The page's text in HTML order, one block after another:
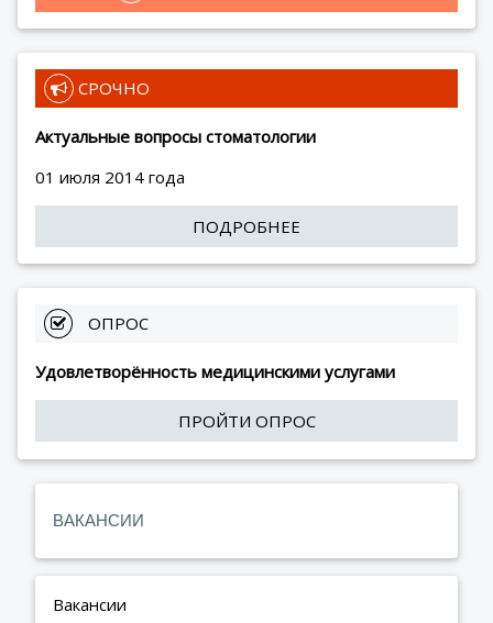
СРОЧНО
Актуальные вопросы стоматологии
01 июля 2014 года
ПОДРОБНЕЕ
ОПРОС
Удовлетворённость медицинскими услугами
ПРОЙТИ ОПРОС
ВАКАНСИИ
Вакансии